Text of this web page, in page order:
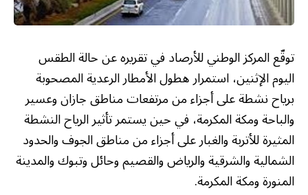
توقّع المركز الوطني للأرصاد في تقريره عن حالة الطقس
اليوم الإثنين، استمرار هطول الأمطار الرعدية المصحوبة
برياح نشطة على أجزاء من مرتفعات مناطق جازان وعسير
والباحة ومكة المكرمة، في حين يستمر تأثير الرياح النشطة
المثيرة للأتربة والغبار على أجزاء من مناطق الجوف والحدود
الشمالية والشرقية والرياض والقصيم وحائل وتبوك والمدينة
المنورة ومكة المكرمة.